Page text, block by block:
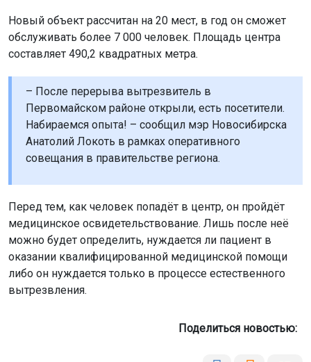
Новый объект рассчитан на 20 мест, в год он сможет
обслуживать более 7 000 человек. Площадь центра
составляет 490,2 квадратных метра.
– После перерыва вытрезвитель в
Первомайском районе открыли, есть посетители.
Набираемся опыта! – сообщил мэр Новосибирска
Анатолий Локоть в рамках оперативного
совещания в правительстве региона.
Перед тем, как человек попадёт в центр, он пройдёт
медицинское освидетельствование. Лишь после неё
можно будет определить, нуждается ли пациент в
оказании квалифицированной медицинской помощи
либо он нуждается только в процессе естественного
вытрезвления.
Поделиться новостью: